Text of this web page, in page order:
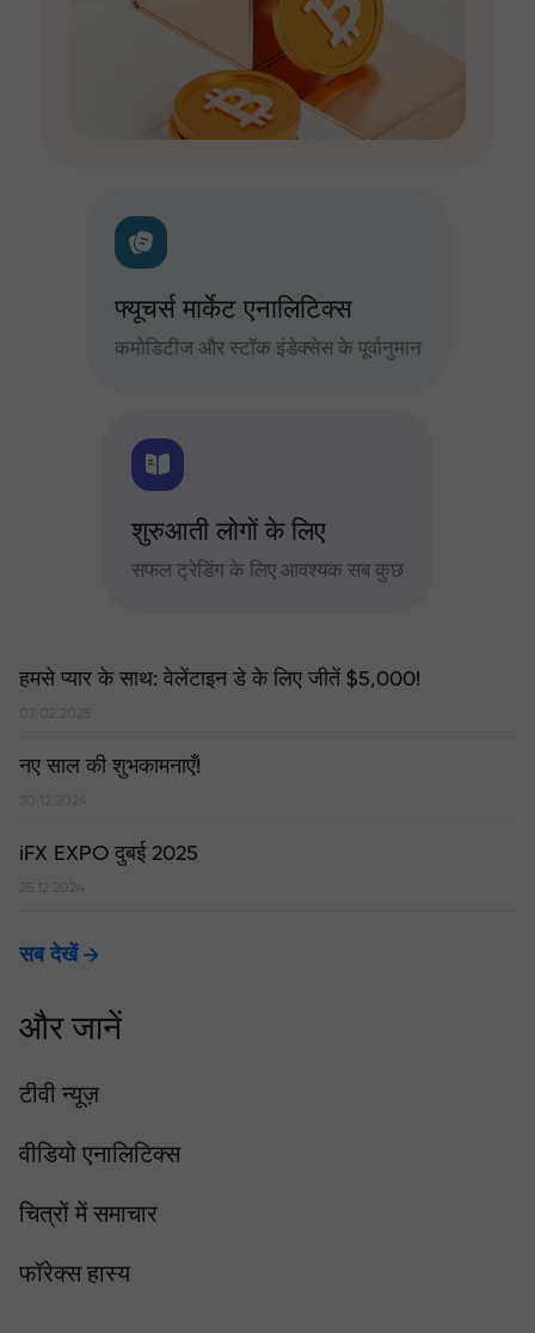
फ्यूचर्स मार्केट एनालिटिक्स
कमोडिटीज और स्टॉक इंडेक्सेस के पूर्वानुमान
शुरुआती लोगों के लिए
सफल ट्रेडिंग के लिए आवश्यक सब कुछ
हमसे प्यार के साथ: वेलेंटाइन डे के लिए जीतें $5,000!
नए साल की शुभकामनाएँ!
30.12.2024
iFX EXPO दुबई 2025
25.12.2024
सब देखें
और जानें
टीवी न्यूज़
वीडियो एनालिटिक्स
चित्रों में समाचार
फॉरेक्स हास्य